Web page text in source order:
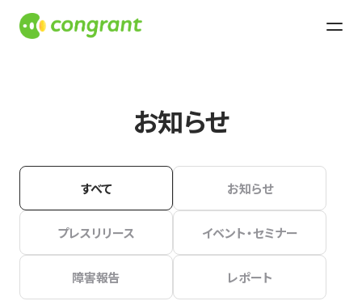
お知らせ
すべて お知らせ
プレスリリース イベント・セミナー
障害報告 レポート